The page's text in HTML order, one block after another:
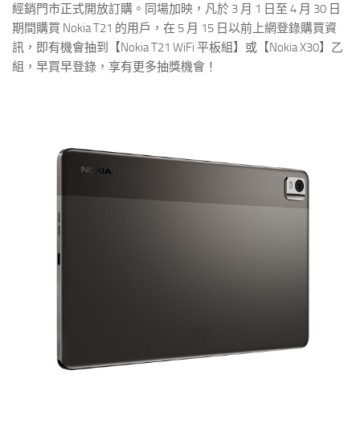
經銷門市正式開放訂購。同場加映，凡於 3 月 1 日至 4 月 30 日
期間購買 Nokia T21 的用戶，在 5 月 15 日以前上網登錄購買資
訊，即有機會抽到【Nokia T21 WiFi 平板組】或【Nokia X30】乙
組，早買早登錄，享有更多抽獎機會！